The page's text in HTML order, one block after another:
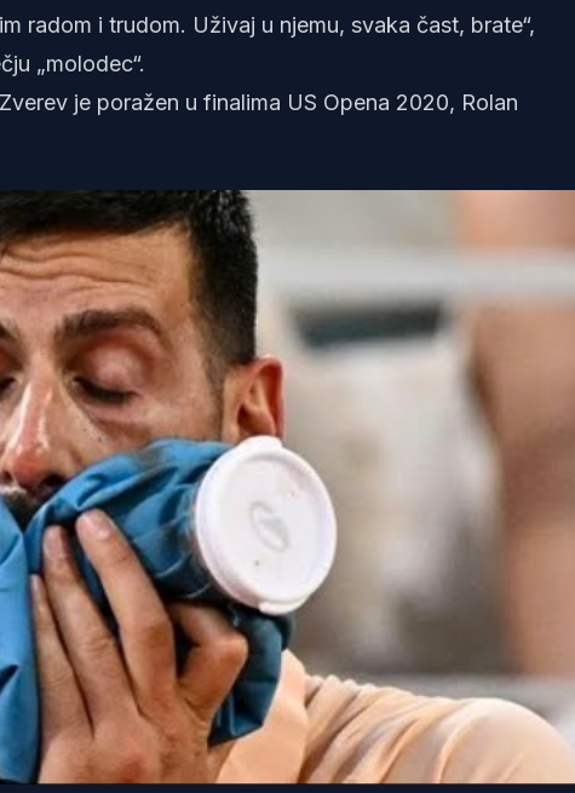
radom i trudom. Uživaj u njemu, svaka čast, brate“,
„molodec“.
je poražen u finalima US Opena 2020, Rolan